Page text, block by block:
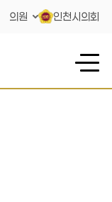
의원 인천시의회